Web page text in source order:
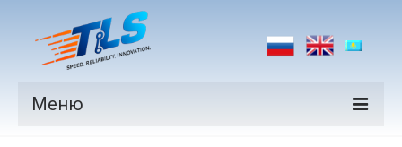
Меню